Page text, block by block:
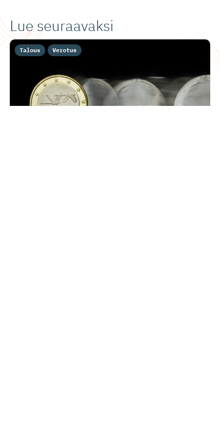
Lue seuraavaksi
Talous Verotus